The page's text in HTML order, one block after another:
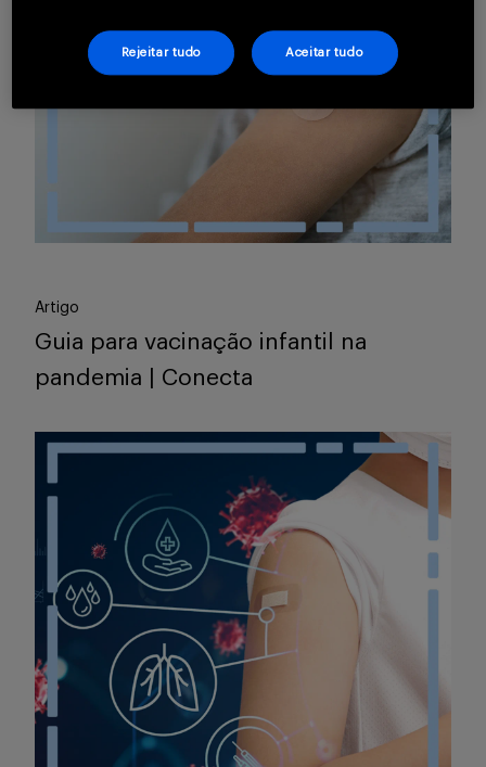
Artigo
Guia para vacinação infantil na
pandemia | Conecta
Rejeitar tudo Aceitar tudo